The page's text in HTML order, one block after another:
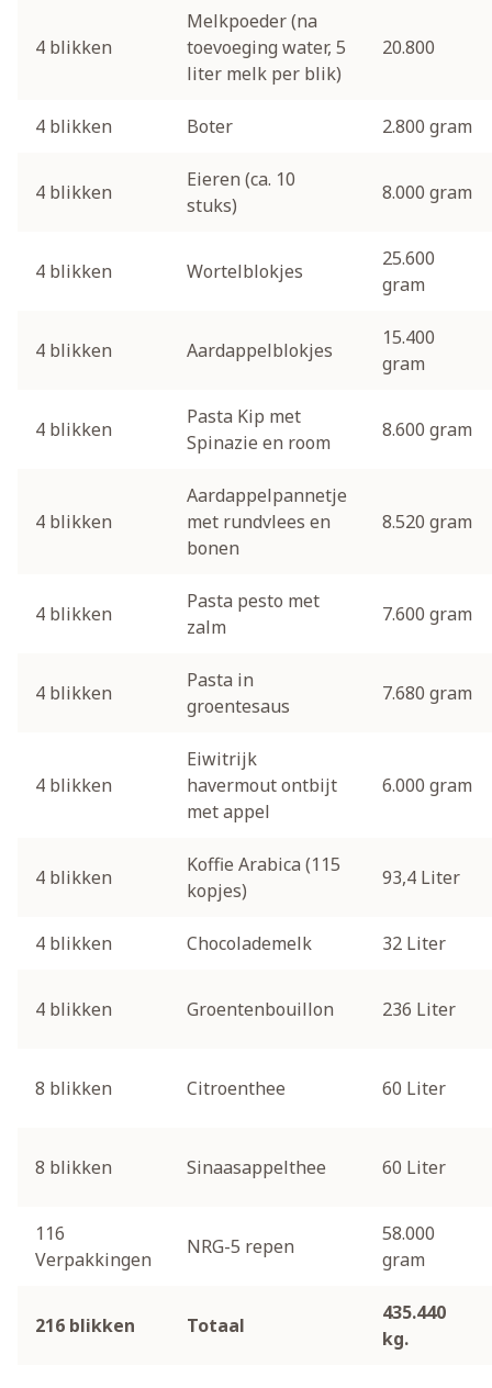
4 blikken
Melkpoeder (na
toevoeging water, 5
liter melk per blik)
20.800
4 blikken Boter 2.800 gram
4 blikken
Eieren (ca. 10
stuks)
8.000 gram
4 blikken Wortelblokjes
25.600
gram
4 blikken Aardappelblokjes
15.400
gram
4 blikken
Pasta Kip met
Spinazie en room
8.600 gram
4 blikken
Aardappelpannetje
met rundvlees en
bonen
8.520 gram
4 blikken
Pasta pesto met
zalm
7.600 gram
4 blikken
Pasta in
groentesaus
7.680 gram
4 blikken
Eiwitrijk
havermout ontbijt
met appel
6.000 gram
4 blikken
Koffie Arabica (115
kopjes)
93,4 Liter
4 blikken Chocolademelk 32 Liter
4 blikken Groentenbouillon 236 Liter
8 blikken Citroenthee 60 Liter
8 blikken Sinaasappelthee 60 Liter
116
Verpakkingen
NRG-5 repen
58.000
gram
216 blikken Totaal
435.440
kg.